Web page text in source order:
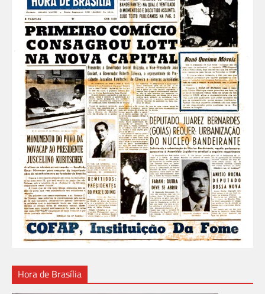
Hora de Brasília